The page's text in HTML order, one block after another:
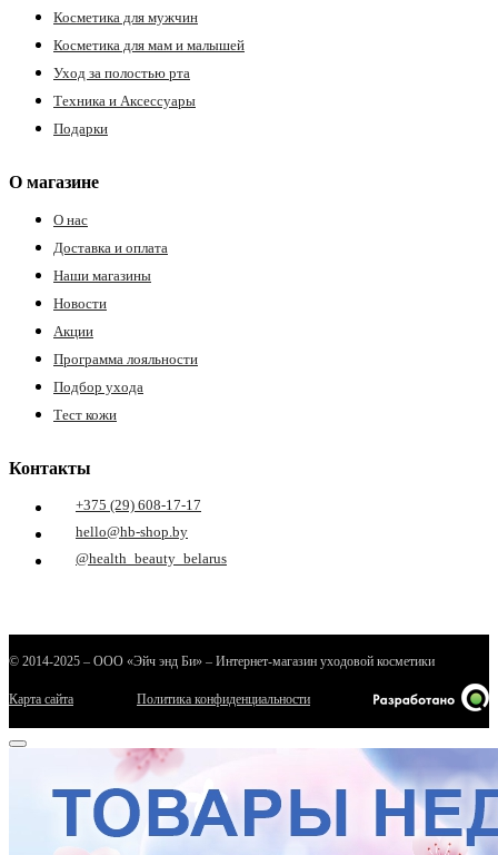
Косметика для мужчин
Косметика для мам и малышей
Уход за полостью рта
Техника и Аксессуары
Подарки
О магазине
О нас
Доставка и оплата
Наши магазины
Новости
Акции
Программа лояльности
Подбор ухода
Тест кожи
Контакты
+375 (29) 608-17-17
hello@hb-shop.by
@health_beauty_belarus
© 2014-2025 – ООО «Эйч энд Би» – Интернет-магазин уходовой косметики
Карта сайта Политика конфиденциальности